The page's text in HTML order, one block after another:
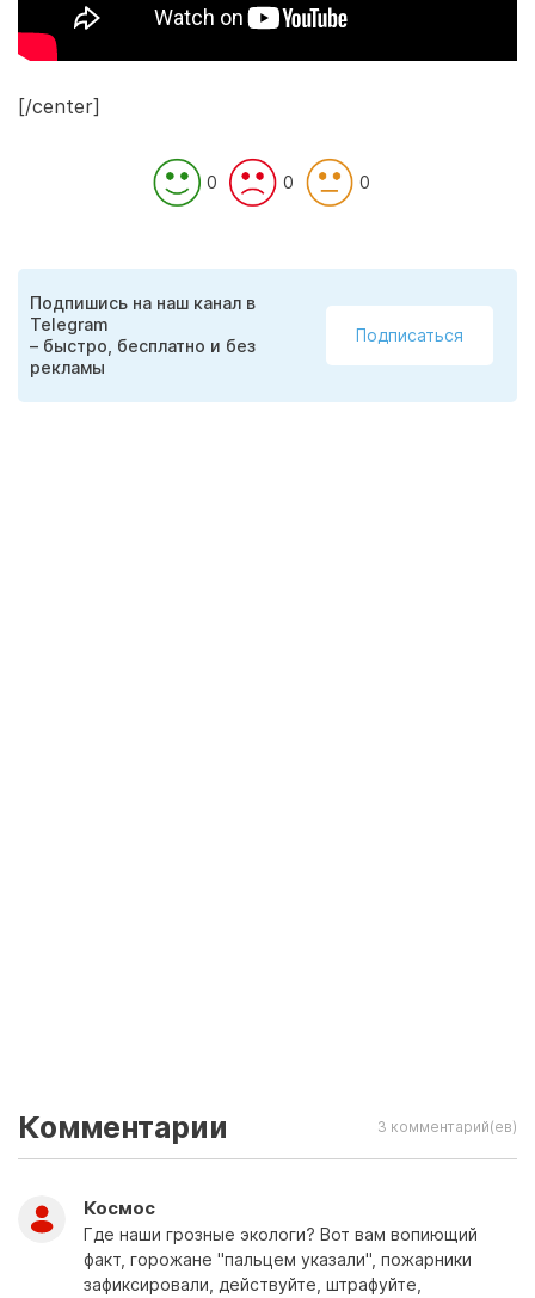
[/center]
0 0 0
Подпишись на наш канал в
Telegram
– быстро, бесплатно и без
рекламы
Подписаться
Комментарии 3 комментарий(ев)
Космос
Где наши грозные экологи? Вот вам вопиющий
факт, горожане "пальцем указали", пожарники
зафиксировали, действуйте, штрафуйте,